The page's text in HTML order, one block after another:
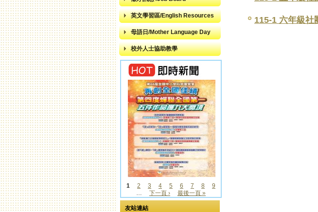
英文學習區/English Resources
母語日/Mother Language Day
校外人士協助教學
頁面
1 2 3 4 5 6 7 8
9
…
下一頁 › 最後一頁 »
友站連結
115-1 六年級社